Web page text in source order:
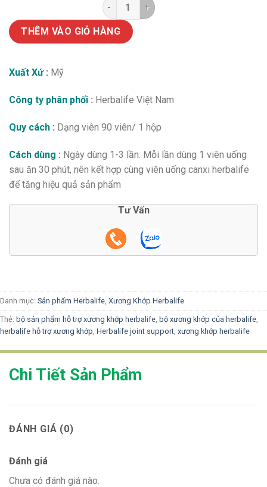
1,064,000₫.
Herbalife joint support xương
THÊM VÀO GIỎ HÀNG
Xuất Xứ : Mỹ
Công ty phân phối : Herbalife Việt Nam
Quy cách : Dạng viên 90 viên/ 1 hộp
Cách dùng : Ngày dùng 1-3 lần. Mỗi lần dùng 1 viên uống
sau ăn 30 phút, nên kết hợp cùng viên uống canxi herbalife
để tăng hiệu quả sản phẩm
Tư Vấn
Danh mục: Sản phẩm Herbalife, Xương Khớp Herbalife
Thẻ: bộ sản phẩm hỗ trợ xương khớp herbalife, bộ xương khớp của herbalife,
herbalife hỗ trợ xương khớp, Herbalife joint support, xương khớp herbalife
Chi Tiết Sản Phẩm
ĐÁNH GIÁ (0)
Đánh giá
Chưa có đánh giá nào.